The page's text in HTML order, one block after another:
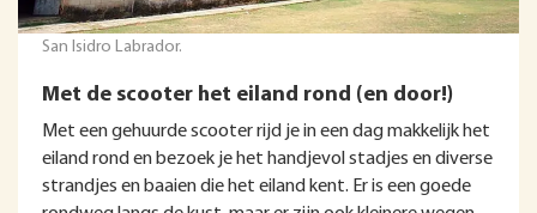
San Isidro Labrador.
Met de scooter het eiland rond (en door!)
Met een gehuurde scooter rijd je in een dag makkelijk het
eiland rond en bezoek je het handjevol stadjes en diverse
strandjes en baaien die het eiland kent. Er is een goede